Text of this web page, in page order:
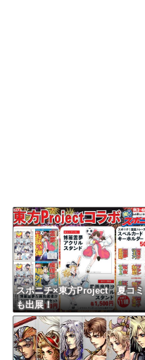
スポニチ×東方Project 夏コミ
も出展！